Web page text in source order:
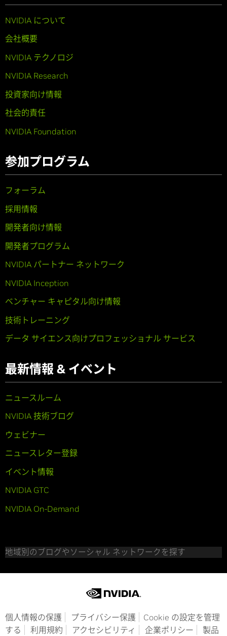
NVIDIA について
会社概要
NVIDIA テクノロジ
NVIDIA Research
投資家向け情報
社会的責任
NVIDIA Foundation
参加プログラム
フォーラム
採用情報
開発者向け情報
開発者プログラム
NVIDIA パートナー ネットワーク
NVIDIA Inception
ベンチャー キャピタル向け情報
技術トレーニング
データ サイエンス向けプロフェッショナル サービス
最新情報 & イベント
ニュースルーム
NVIDIA 技術ブログ
ウェビナー
ニュースレター登録
イベント情報
NVIDIA GTC
NVIDIA On-Demand
地域別のブログやソーシャル ネットワークを探す
個人情報の保護 プライバシー保護
Cookie の設定を管理
する
利用規約 アクセシビリティ 企業ポリシー 製品